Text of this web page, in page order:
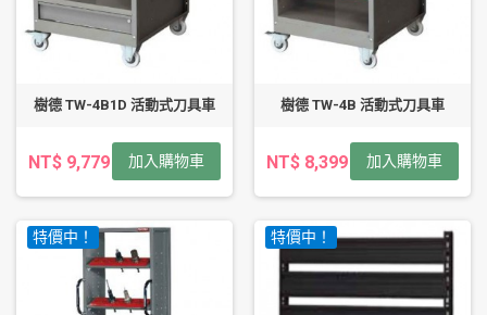
樹德 TW-4B1D 活動式刀具車
NT$ 9,779 加入購物車
樹德 TW-4B 活動式刀具車
NT$ 8,399 加入購物車
特價中！ 特價中！